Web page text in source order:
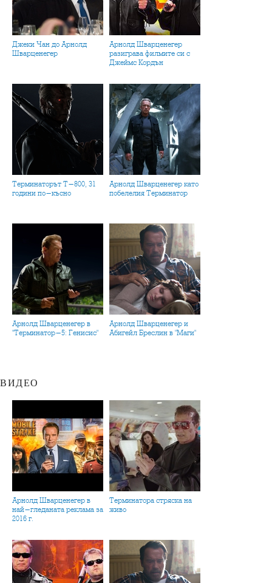
Джеки Чан до Арнолд
Шварценегер
Арнолд Шварценегер
разиграва филмите си с
Джеймс Кордън
Терминаторът Т-800, 31
години по-късно
Арнолд Шварценегер като
побелелия Терминатор
Арнолд Шварценегер в
"Терминатор-5: Генисис"
Арнолд Шварценегер и
Абигейл Бреслин в "Маги"
ВИДЕО
Арнолд Шварценегер в
най-гледаната реклама за
2016 г.
Терминатора стряска на
живо